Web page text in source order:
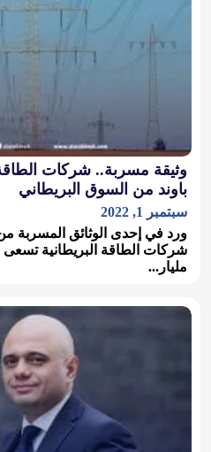
باوند من السوق البريطاني
سبتمبر 1, 2022
ورد في إحدى الوثائق المسربة من
مليار...